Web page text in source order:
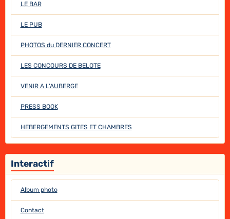
LE BAR
LE PUB
PHOTOS du DERNIER CONCERT
LES CONCOURS DE BELOTE
VENIR A L'AUBERGE
PRESS BOOK
HEBERGEMENTS GITES ET CHAMBRES
Interactif
Album photo
Contact